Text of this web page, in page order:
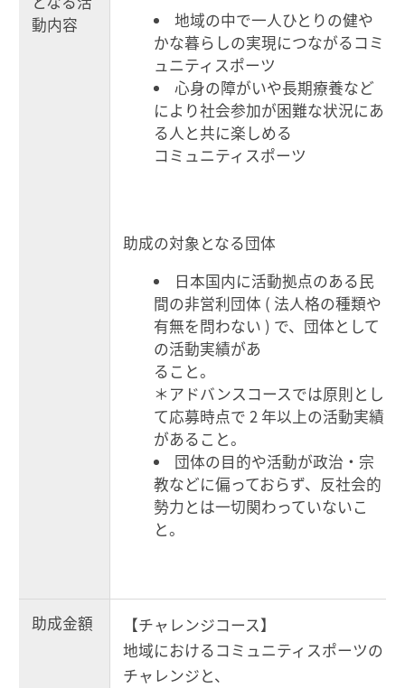
動内容
地域の中で一人ひとりの健や
かな暮らしの実現につながるコミ
ュニティスポーツ
心身の障がいや長期療養など
により社会参加が困難な状況にあ
る人と共に楽しめる
コミュニティスポーツ
助成の対象となる団体
日本国内に活動拠点のある民
間の非営利団体 ( 法人格の種類や
有無を問わない ) で、団体として
の活動実績があ
ること。
＊アドバンスコースでは原則とし
て応募時点で 2 年以上の活動実績
があること。
団体の目的や活動が政治・宗
教などに偏っておらず、反社会的
勢力とは一切関わっていないこ
と。
助成金額
【チャレンジコース】
地域におけるコミュニティスポーツの
チャレンジと、